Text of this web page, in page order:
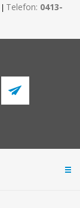
Telefon: 0413-